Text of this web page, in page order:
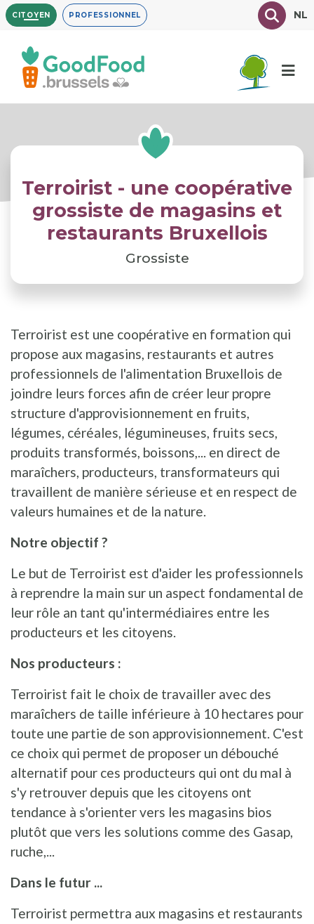
Aller
au
contenu
principal
CITOYEN PROFESSIONNEL TexteNL
Terroirist - une coopérative
grossiste de magasins et
restaurants Bruxellois
Grossiste
Terroirist est une coopérative en formation qui
propose aux magasins, restaurants et autres
professionnels de l'alimentation Bruxellois de
joindre leurs forces afin de créer leur propre
structure d'approvisionnement en fruits,
légumes, céréales, légumineuses, fruits secs,
produits transformés, boissons,... en direct de
maraîchers, producteurs, transformateurs qui
travaillent de manière sérieuse et en respect de
valeurs humaines et de la nature.
Notre objectif ?
Le but de Terroirist est d'aider les professionnels
à reprendre la main sur un aspect fondamental de
leur rôle an tant qu'intermédiaires entre les
producteurs et les citoyens.
Nos producteurs :
Terroirist fait le choix de travailler avec des
maraîchers de taille inférieure à 10 hectares pour
toute une partie de son approvisionnement. C'est
ce choix qui permet de proposer un débouché
alternatif pour ces producteurs qui ont du mal à
s'y retrouver depuis que les citoyens ont
tendance à s'orienter vers les magasins bios
plutôt que vers les solutions comme des Gasap,
ruche,...
Dans le futur ...
Terroirist permettra aux magasins et restaurants